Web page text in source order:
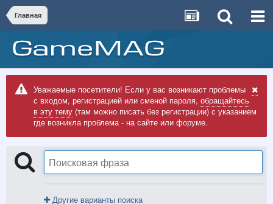
Главная
Уважаемые посетители! Если у вас возникают проблемы
с входом, регистрацией или сменой пароля, обращайтесь
в эту тему (там можно писать без регистрации) с указанием
где возникла проблема - на сайте или форуме.
Другие варианты поиска